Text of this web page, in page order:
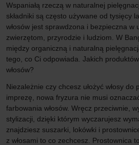
Wspaniałą rzeczą w naturalnej
składniki są często używane od tysięcy
włosów jest sprawdzona i bezpieczna w
zwierzętom, przyrodzie i ludziom. W
między organiczną i naturalną
tego, co Ci odpowiada. Jakich
włosów?
Niezależnie czy chcesz ułożyć włosy
imprezę, nowa fryzura nie musi
farbowania włosów. Wręcz przeciwnie,
stylizacji, dzięki którym wyczarujesz
znajdziesz suszarki, lokówki i
z włosami to co zechcesz. Prostownica